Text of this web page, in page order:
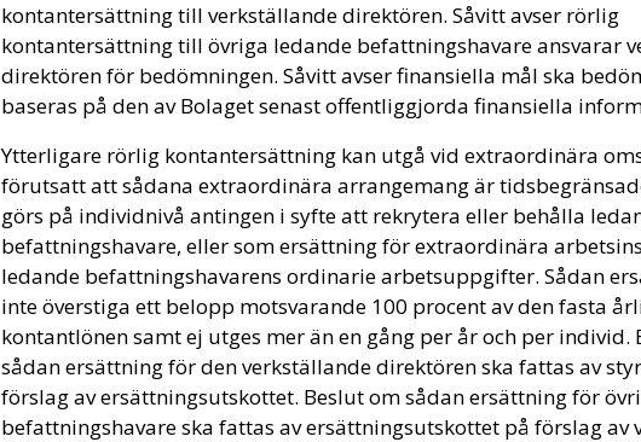
kontantersättning till verkställande direktören. Såvitt avser rörlig
kontantersättning till övriga ledande befattningshavare ansvarar
direktören för bedömningen. Såvitt avser finansiella mål ska
baseras på den av Bolaget senast offentliggjorda finansiella
Ytterligare rörlig kontantersättning kan utgå vid extraordinära
förutsatt att sådana extraordinära arrangemang är
görs på individnivå antingen i syfte att rekrytera eller behålla
befattningshavare, eller som ersättning för extraordinära
ledande befattningshavarens ordinarie arbetsuppgifter. Sådan
inte överstiga ett belopp motsvarande 100 procent av den fasta
kontantlönen samt ej utges mer än en gång per år och per individ.
sådan ersättning för den verkställande direktören ska fattas av
förslag av ersättningsutskottet. Beslut om sådan ersättning för
befattningshavare ska fattas av ersättningsutskottet på förslag av